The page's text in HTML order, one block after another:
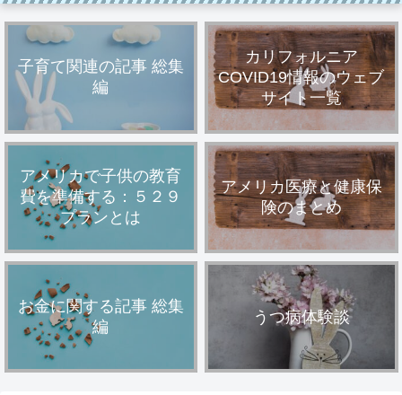
子育て関連の記事 総集
編
カリフォルニア
COVID19情報のウェブ
サイト一覧
アメリカで子供の教育
費を準備する：５２９
プランとは
アメリカ医療と健康保
険のまとめ
お金に関する記事 総集
編
うつ病体験談